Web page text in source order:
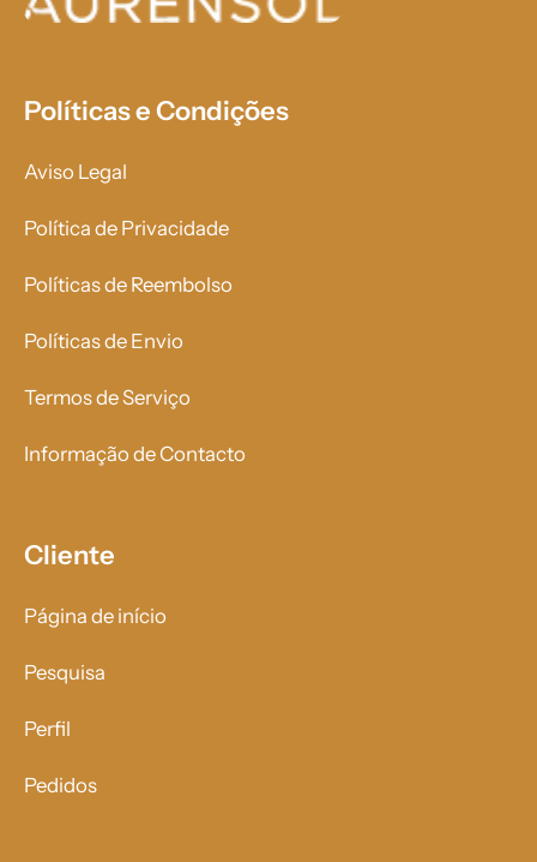
Políticas e Condições
Aviso Legal
Política de Privacidade
Políticas de Reembolso
Políticas de Envio
Termos de Serviço
Informação de Contacto
Cliente
Página de início
Pesquisa
Perfil
Pedidos